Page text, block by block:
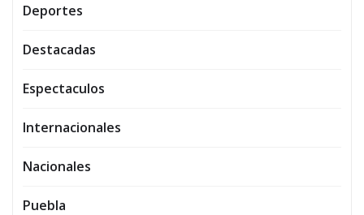
Deportes
Destacadas
Espectaculos
Internacionales
Nacionales
Puebla